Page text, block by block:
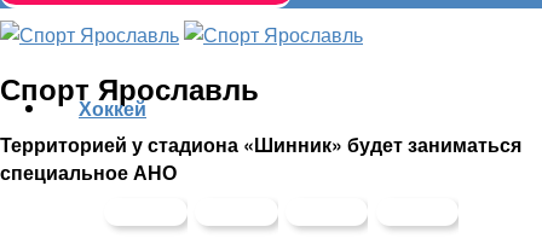
Спорт Ярославль
Территорией у стадиона «Шинник» будет заниматься
специальное АНО
Хоккей